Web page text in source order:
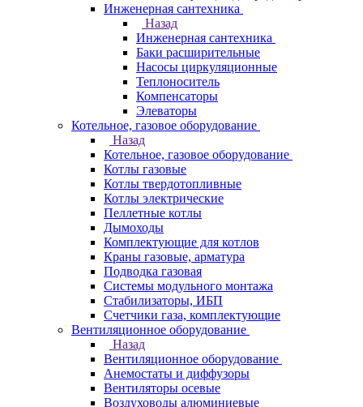
Инженерная сантехника
Назад
Инженерная сантехника
Баки расширительные
Насосы циркуляционные
Теплоноситель
Компенсаторы
Элеваторы
Котельное, газовое оборудование
Назад
Котельное, газовое оборудование
Котлы газовые
Котлы твердотопливные
Котлы электрические
Пеллетные котлы
Дымоходы
Комплектующие для котлов
Краны газовые, арматура
Подводка газовая
Системы модульного монтажа
Стабилизаторы, ИБП
Счетчики газа, комплектующие
Вентиляционное оборудование
Назад
Вентиляционное оборудование
Анемостаты и диффузоры
Вентиляторы осевые
Воздуховоды алюминиевые